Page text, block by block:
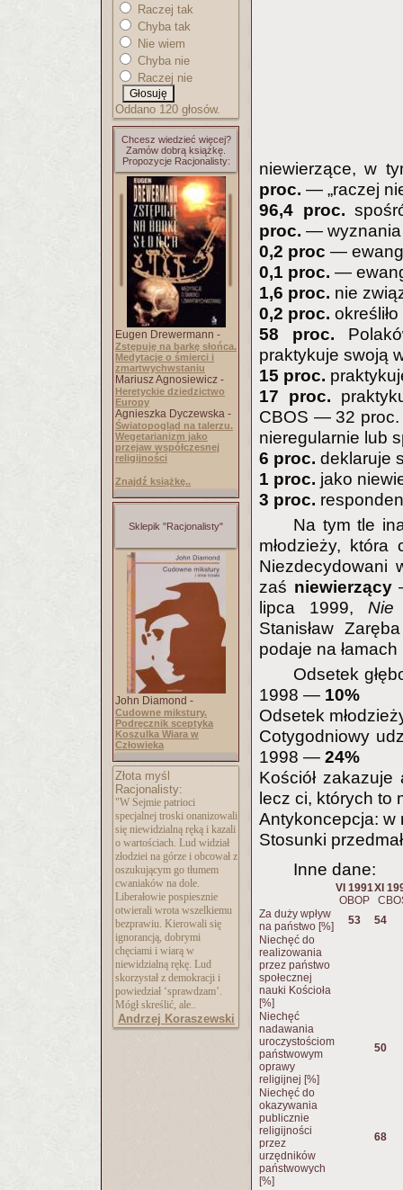
Raczej tak
Chyba tak
Nie wiem
Chyba nie
Raczej nie
Oddano 120 głosów.
Chcesz wiedzieć więcej?
Zamów dobrą książkę.
Propozycje Racjonalisty:
Eugen Drewermann -
Zstępuję na barkę słońca.
Medytacje o śmierci i
zmartwychwstaniu
Mariusz Agnosiewicz -
Heretyckie dziedzictwo
Europy
Agnieszka Dyczewska -
Światopogląd na talerzu.
Wegetarianizm jako
przejaw współczesnej
religijności
Znajdź książkę..
Sklepik "Racjonalisty"
John Diamond -
Cudowne mikstury.
Podręcznik sceptyka
Koszulka Wiara w
Człowieka
Złota myśl
Racjonalisty:
"W Sejmie patrioci
specjalnej troski onanizowali
się niewidzialną ręką i kazali
o wartościach. Lud widział
złodziei na górze i obcował z
oszukującym go tłumem
cwaniaków na dole.
Liberałowie pospiesznie
otwierali wrota wszelkiemu
bezprawiu. Kierowali się
ignorancją, dobrymi
chęciami i wiarą w
niewidzialną rękę. Lud
skorzystał z demokracji i
powiedział ‘sprawdzam’.
Mógł skreślić, ale..
Andrzej Koraszewski
niewierzące, w
proc. — „raczej
96,4 proc.
proc. — wyznania
0,2 proc —
0,1 proc. —
1,6 proc. nie
0,2 proc.
58 proc.
praktykuje swoją
15 proc.
17 proc.
CBOS — 32 proc.
nieregularnie lub
6 proc. deklaruje
1 proc. jako
3 proc.
Na tym tle
młodzieży,
Niezdecydowani
zaś niewierzący
lipca 1999, Nie
Stanisław
podaje na
Odsetek
1998 — 10%
Odsetek
Cotygodniowy
1998 — 24%
Kościół
lecz ci, których to
Antykoncepcja:
Stosunki
Inne dane:
VI 1991
OBOP
XI
Za duży wpływ
na państwo [%]
53
54
Niechęć do
realizowania
przez państwo
społecznej
nauki Kościoła
[%]
Niechęć
nadawania
uroczystościom
państwowym
oprawy
religijnej [%]
50
Niechęć do
okazywania
publicznie
religijności
przez
urzędników
państwowych
[%]
68